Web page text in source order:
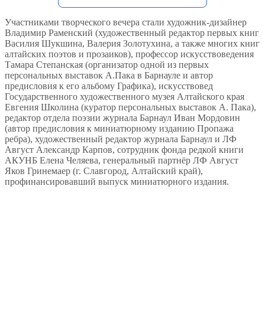
Участниками творческого вечера стали художник-дизайнер
Владимир Раменский (художественный редактор первых книг
Василия Шукшина, Валерия Золотухина, а также многих книг
алтайских поэтов и прозаиков), профессор искусствоведения
Тамара Степанская (организатор одной из первых
персональных выставок А.Пака в Барнауле и автор
предисловия к его альбому Графика), искусствовед
Государственного художественного музея Алтайского края
Евгения Школина (куратор персональных выставок А. Пака),
редактор отдела поэзии журнала Барнаул Иван Мордовин
(автор предисловия к миниатюрному изданию Пропажа
ребра), художественный редактор журнала Барнаул и ЛФ
Август Александр Карпов, сотрудник фонда редкой книги
АКУНБ Елена Челяева, генеральный партнёр ЛФ Август
Яков Гринемаер (г. Славгород, Алтайский край),
профинансировавший выпуск миниатюрного издания.